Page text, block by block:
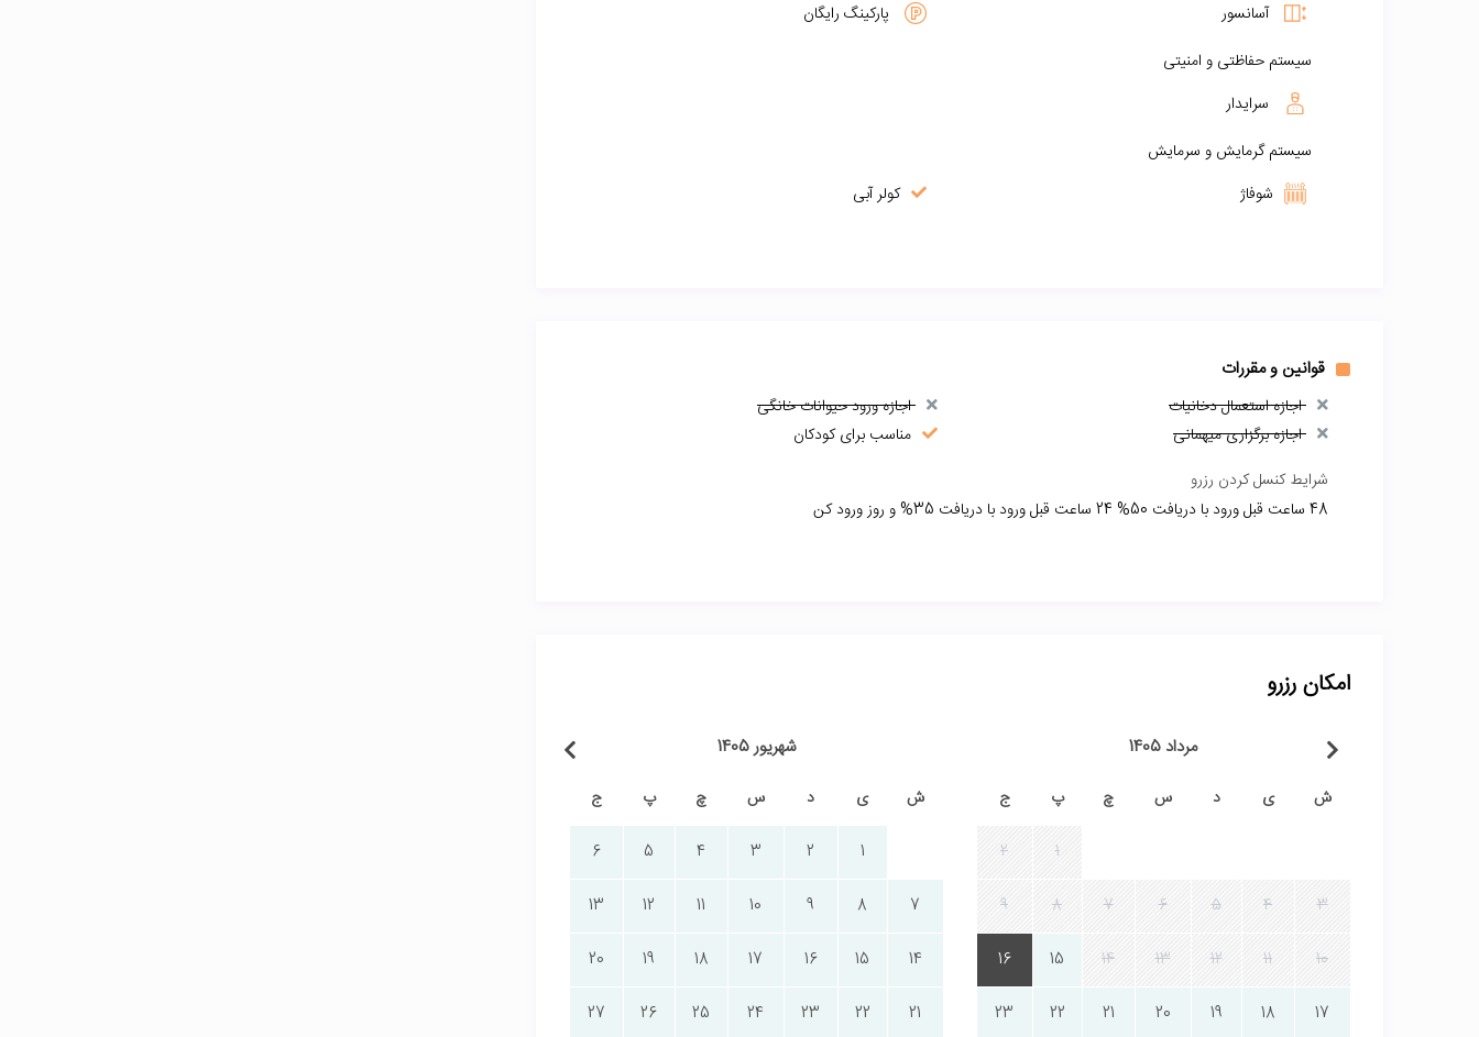
آسانسور
پارکینگ رایگان
سیستم حفاظتی و امنیتی
سرایدار
سیستم گرمایش و سرمایش
شوفاژ
کولر آبی
قوانین و مقررات
اجازه استعمال دخانیات
اجازه ورود حیوانات خانگی
اجازه برگزاری میهمانی
مناسب برای کودکان
شرایط کنسل کردن رزرو
48 ساعت قبل ورود با دریافت 50% 24 ساعت قبل ورود با دریافت 35% و روز ورود کن
امکان رزرو
مرداد 1405
ش ی د س چ پ ج
1
2
3
4
5
6
7
8
9
10
11
12
13
14
15
16
17
18
19
20
21
22
23
شهریور 1405
ش ی د س چ پ ج
1
2
3
4
5
6
7
8
9
10
11
12
13
14
15
16
17
18
19
20
21
22
23
24
25
26
27